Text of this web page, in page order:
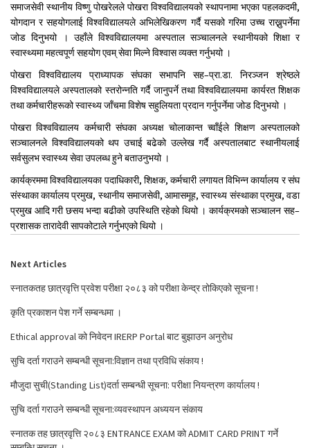
समाजसेवी स्थानीय विष्णु पोखरेलले पोखरा विश्वविद्यालयको स्थापनामा भएका पहलकदमी,
योगदान र सहयोगलाई विश्वविद्यालयले अभिलेखिकरण गर्दै यसको गरिमा उच्च राख्नुपर्नेमा
जोड दिनुभयो । उहाँले विश्वविद्यालयमा अस्पताल सञ्चालनले स्थानीयको शिक्षा र
स्वास्थ्यमा महत्वपूर्ण सहयोग एवम् सेवा मिल्ने विश्वास व्यक्त गर्नुभयो ।
पोखरा विश्वविद्यालय प्राध्यापक संघका सभापनि सह–प्रा.डा. निरञ्जन श्रेष्ठले
विश्वविद्यालयले अस्पतालको स्तरोन्नति गर्दै जानुपर्ने तथा विश्वविद्यालयमा कार्यरत शिक्षक
तथा कर्मचारीहरूको स्वास्थ्य जाँचमा विशेष सहुलियता प्रदान गर्नुपर्नेमा जोड दिनुभयो ।
पोखरा विश्वविद्यालय कर्मचारी संघका अध्यक्ष चोलाकान्त च्वाँईले शिक्षण अस्पतालको
सञ्चालनले विश्वविद्यालयको थप उचाई बढेको उल्लेख गर्दै अस्पतालबाट स्थानीयलाई
सर्वसुलभ स्वास्थ्य सेवा उपलब्ध हुने बताउनुभयो ।
कार्यक्रममा विश्वविद्यालयका पदाधिकारी, शिक्षक, कर्मचारी लगायत विभिन्न कार्यालय र संघ
संस्थाका कार्यालय प्रमुख, स्थानीय समाजसेवी, आमासमूह, स्वास्थ्य संस्थाका प्रमुख, वडा
प्रमुख आदि गरी छसय भन्दा बढीको उपस्थिति रहेको थियो । कार्यक्रमको सञ्चालन सह–
प्रशासक तारादेवी सापकोटाले गर्नुभएको थियो ।
Next Articles
स्नातकतह छात्रवृत्ति प्रवेश परीक्षा २०८३ को परीक्षा केन्द्र तोकिएको सूचना !
कृति प्रकाशन पेश गर्ने सम्बन्धमा ।
Ethical approval को निवेदन IRERP Portal बाट बुझाउन अनुरोध
सुचि दर्ता गराउने सम्बन्धी सूचना:विज्ञान तथा प्रविधि संकाय !
मौजुदा सुची(Standing List)दर्ता सम्बन्धी सूचना: परीक्षा नियन्त्रण कार्यालय !
सुचि दर्ता गराउने सम्बन्धी सूचना:व्यवस्थापन अध्ययन संकाय
स्नातक तह छात्रवृत्ति २०८३ ENTRANCE EXAM को ADMIT CARD PRINT गर्ने